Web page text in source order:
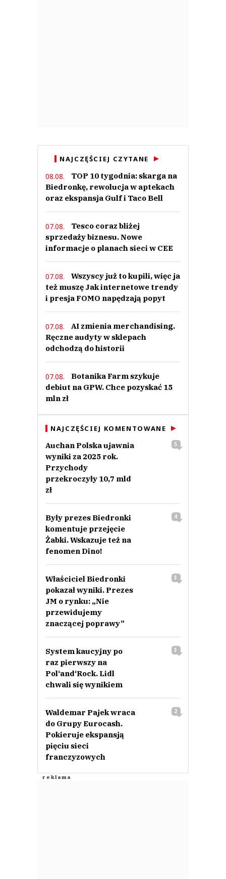
NAJCZĘŚCIEJ CZYTANE
08.08.
TOP 10 tygodnia: skarga na
Biedronkę, rewolucja w aptekach
oraz ekspansja Gulf i Taco Bell
07.08.
Tesco coraz bliżej
sprzedaży biznesu. Nowe
informacje o planach sieci w CEE
07.08.
Wszyscy już to kupili, więc ja
też muszę Jak internetowe trendy
i presja FOMO napędzają popyt
07.08.
AI zmienia merchandising.
Ręczne audyty w sklepach
odchodzą do historii
07.08.
Botanika Farm szykuje
debiut na GPW. Chce pozyskać 15
mln zł
NAJCZĘŚCIEJ KOMENTOWANE
Auchan Polska ujawnia
wyniki za 2025 rok.
Przychody
przekroczyły 10,7 mld
zł
5
Były prezes Biedronki
komentuje przejęcie
Żabki. Wskazuje też na
fenomen Dino!
4
Właściciel Biedronki
pokazał wyniki. Prezes
JM o rynku: „Nie
przewidujemy
znaczącej poprawy”
3
System kaucyjny po
raz pierwszy na
Pol‘and‘Rock. Lidl
chwali się wynikiem
3
Waldemar Pajek wraca
do Grupy Eurocash.
Pokieruje ekspansją
pięciu sieci
franczyzowych
2